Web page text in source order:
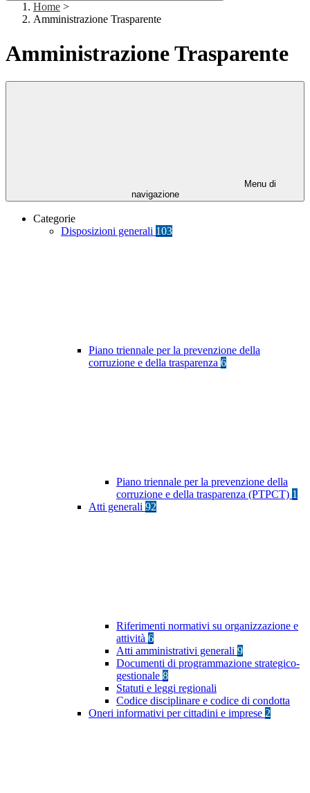
Home >
Amministrazione Trasparente
Amministrazione Trasparente
Menu di
navigazione
Categorie
Disposizioni generali 103
Piano triennale per la prevenzione della
corruzione e della trasparenza 6
Piano triennale per la prevenzione della
corruzione e della trasparenza (PTPCT) 1
Atti generali 92
Riferimenti normativi su organizzazione e
attività 6
Atti amministrativi generali 9
Documenti di programmazione strategico-
gestionale 8
Statuti e leggi regionali
Codice disciplinare e codice di condotta
Oneri informativi per cittadini e imprese 2